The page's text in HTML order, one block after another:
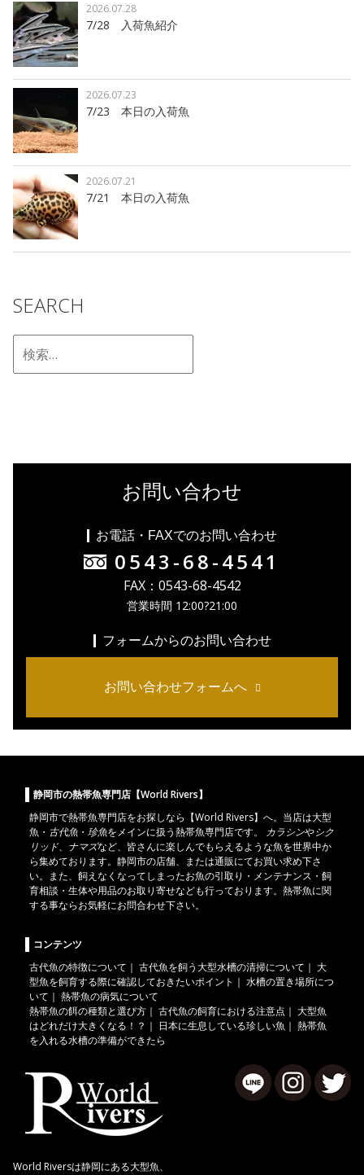
7/28 入荷魚紹介
2026.07.28
7/23 本日の入荷魚
2026.07.23
7/21 本日の入荷魚
2026.07.21
SEARCH
お問い合わせ
お電話・FAXでのお問い合わせ
0543-68-4541
FAX：0543-68-4542
営業時間 12:00?21:00
フォームからのお問い合わせ
お問い合わせフォームへ
静岡市の熱帯魚専門店【World Rivers】
静岡市で熱帯魚専門店をお探しなら【World Rivers】へ。当店は大型
魚 ・ 古代魚 ・ 珍魚をメインに扱う熱帯魚専門店です。 カラシンやシク
リッド、 ナマズなど、皆さんに楽しんでもらえるような魚を世界中か
ら集めております。静岡市の店舗、または通販にてお買い求め下さ
い。また、飼えなくなってしまったお魚の引取り・メンテナンス・飼
育相談・生体や用品のお取り寄せなども行っております。熱帯魚に関
する事ならお気軽にお問合わせ下さい。
コンテンツ
古代魚の特徴について ｜ 古代魚を飼う大型水槽の清掃について ｜ 大
型魚を飼育する際に確認しておきたいポイント ｜ 水槽の置き場所につ
いて ｜ 熱帯魚の病気について
熱帯魚の餌の種類と選び方 ｜ 古代魚の飼育における注意点 ｜ 大型魚
はどれだけ大きくなる！？ ｜ 日本に生息している珍しい魚 ｜ 熱帯魚
を入れる水槽の準備ができたら
World Riversは静岡にある大型魚、